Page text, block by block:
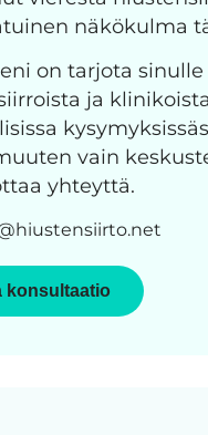
näkökulma
on tarjota
ja
vain
yhteyttä.
konsultaatio